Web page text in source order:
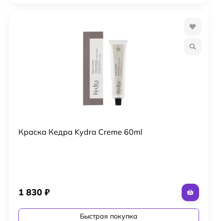
Краска Кедра Kydra Creme 60ml
1 830 ₽
Быстрая покупка